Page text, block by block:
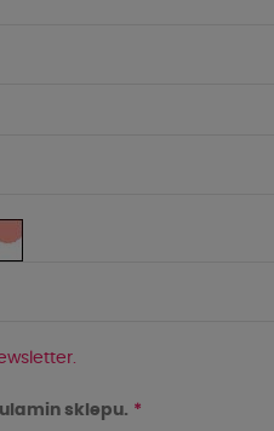
Najniższa cena z 30
Bransoletka
Elegancki i
sklepu. *